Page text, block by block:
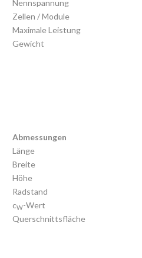
Nennspannung
Zellen / Module
Maximale Leistung
Gewicht
Abmessungen
Länge
Breite
Höhe
Radstand
cW-Wert
Querschnittsfläche